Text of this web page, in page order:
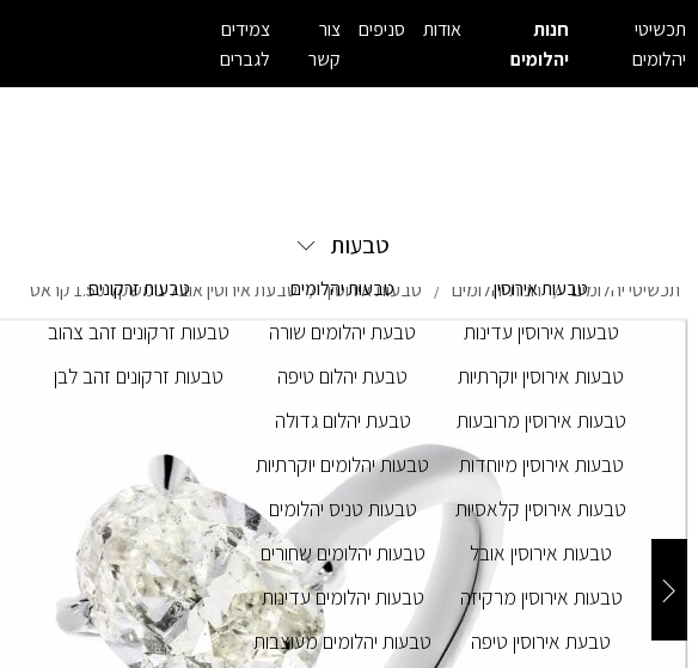
תכשיטי
יהלומים
חנות
יהלומים
אודות סניפים
צור
קשר
צמידים
לגברים
טבעות
טבעות אירוסין
טבעות אירוסין עדינות
טבעות אירוסין יוקרתיות
טבעות אירוסין מרובעות
טבעות אירוסין מיוחדות
טבעות אירוסין קלאסיות
טבעות אירוסין אובל
טבעות אירוסין מרקיזה
טבעת אירוסין טיפה
טבעות יהלומים
טבעת יהלומים שורה
טבעת יהלום טיפה
טבעת יהלום גדולה
טבעות יהלומים יוקרתיות
טבעות טניס יהלומים
טבעות יהלומים שחורים
טבעות יהלומים עדינות
טבעות יהלומים מעוצבות
טבעות זרקונים
טבעות זרקונים זהב צהוב
טבעות זרקונים זהב לבן
תכשיטי יהלומים / חנות יהלומים / טבעות אירוסין / טבעת אירוסין אובל במשקל 1.50 קראט